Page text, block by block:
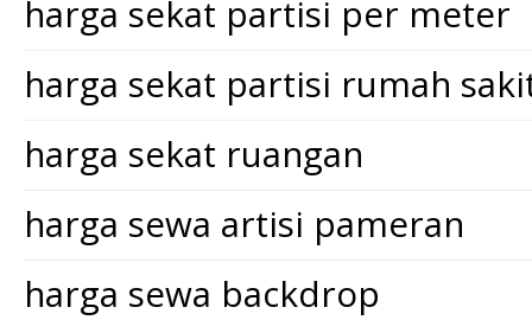
harga sekat partisi per meter
harga sekat partisi rumah
harga sekat ruangan
harga sewa artisi pameran
harga sewa backdrop